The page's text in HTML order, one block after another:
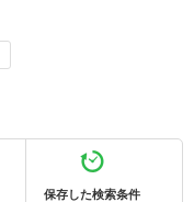
保存した検索条件